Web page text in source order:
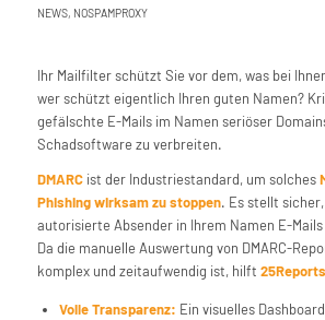
NEWS, NOSPAMPROXY
Ihr Mailfilter schützt Sie vor dem, was bei
wer schützt eigentlich Ihren guten Namen?
gefälschte E-Mails im Namen seriöser
Schadsoftware zu verbreiten.
DMARCist der Industriestandard, um solches
Phishing wirksam zu stoppen. Es stellt
autorisierte Absender in Ihrem Namen E-
Da die manuelle Auswertung von DMARC-
komplex und zeitaufwendig ist, hilft 25Reports
Volle Transparenz: Ein visuelles